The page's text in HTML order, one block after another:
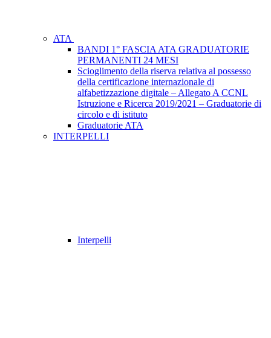
ATA
BANDI 1° FASCIA ATA GRADUATORIE
PERMANENTI 24 MESI
Scioglimento della riserva relativa al possesso
della certificazione internazionale di
alfabetizzazione digitale – Allegato A CCNL
Istruzione e Ricerca 2019/2021 – Graduatorie di
circolo e di istituto
Graduatorie ATA
INTERPELLI
Interpelli